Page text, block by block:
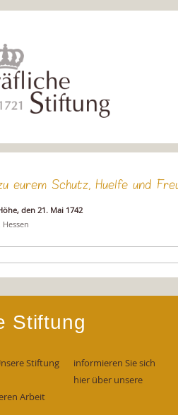
eurem Schutz, Huelfe und
den 21. Mai 1742
Hessen
Stiftung
informieren Sie sich
hier über unsere
Arbeit